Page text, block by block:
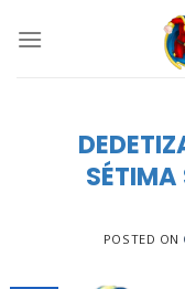
SÉTIMA
POSTED ON